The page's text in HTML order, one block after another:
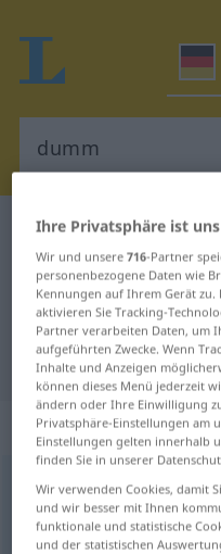
Deutsch-Bulgarisch
Deutsch-
für "dumm"
"dumm"
„dumm“
dumm
Übersicht aller
Ihre Privatsphäre ist
Wir und unsere716-Partner
personenbezogene Daten wie
Kennungen auf Ihrem Gerät
aktivieren Sie Tracking-
Partner verarbeiten Daten, um
aufgeführten Zwecke. Wenn
Inhalte und Anzeigen
können dieses Menü jederzeit
ändern oder Ihre Einwilligung
Privatsphäre-Einstellungen am
Einstellungen gelten innerhalb
finden Sie in unserer
Wir verwenden Cookies, damit
und wir besser mit Ihnen
funktionale und statistische
und der statistischen